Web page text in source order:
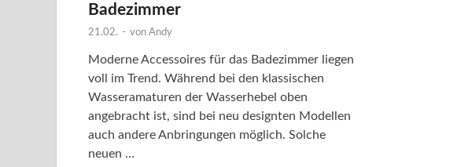
Badezimmer
21.02. - von Andy
Moderne Accessoires für das Badezimmer liegen
voll im Trend. Während bei den klassischen
Wasseramaturen der Wasserhebel oben
angebracht ist, sind bei neu designten Modellen
auch andere Anbringungen möglich. Solche
neuen …